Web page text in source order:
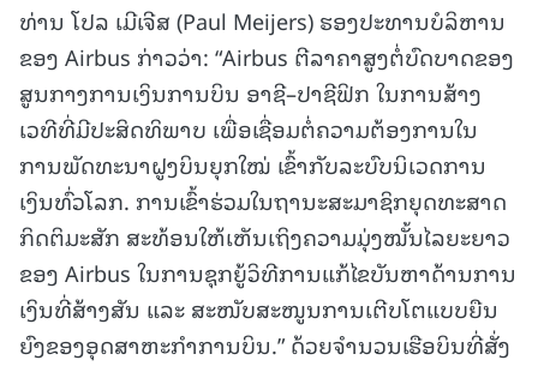
ທ່ານ ໂປລ ເມີເຈີສ (Paul Meijers) ຮອງປະທານບໍລິຫານ
ຂອງ Airbus ກ່າວວ່າ: “Airbus ຕີລາຄາສູງຕໍ່ບົດບາດຂອງ
ສູນກາງການເງິນການບິນ ອາຊີ–ປາຊີຟິກ ໃນການສ້າງ
ເວທີທີ່ມີປະສິດທິພາບ ເພື່ອເຊື່ອມຕໍ່ຄວາມຕ້ອງການໃນ
ການພັດທະນາຝູງບິນຍຸກໃໝ່ ເຂົ້າກັບລະບົບນິເວດການ
ເງິນທົ່ວໂລກ. ການເຂົ້າຮ່ວມໃນຖານະສະມາຊິກຍຸດທະສາດ
ກິດຕິມະສັກ ສະທ້ອນໃຫ້ເຫັນເຖິງຄວາມມຸ່ງໝັ້ນໄລຍະຍາວ
ຂອງ Airbus ໃນການຊຸກຍູ້ວິທີການແກ້ໄຂບັນຫາດ້ານການ
ເງິນທີ່ສ້າງສັນ ແລະ ສະໜັບສະໜູນການເຕີບໂຕແບບຍືນ
ຍົງຂອງອຸດສາຫະກຳການບິນ.” ດ້ວຍຈຳນວນເຮືອບິນທີ່ສັ່ງ